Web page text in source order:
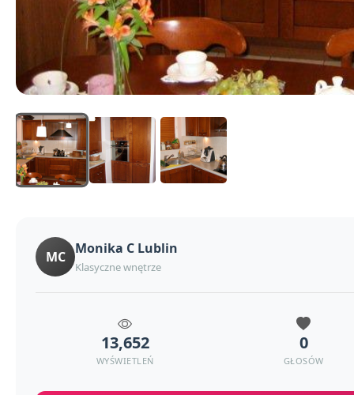
MC Monika C Lublin
Klasyczne wnętrze
13,652
WYŚWIETLEŃ
0
GŁOSÓW